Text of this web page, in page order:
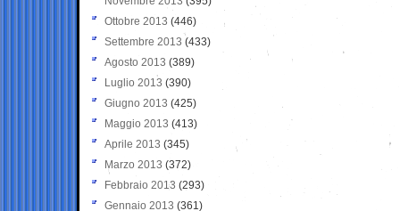
Ottobre 2013 (446)
Settembre 2013 (433)
Agosto 2013 (389)
Luglio 2013 (390)
Giugno 2013 (425)
Maggio 2013 (413)
Aprile 2013 (345)
Marzo 2013 (372)
Febbraio 2013 (293)
Gennaio 2013 (361)